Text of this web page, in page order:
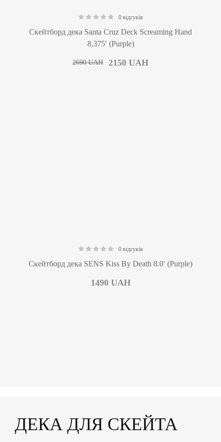
0 відгуків
Скейтборд дека Santa Cruz Deck Screaming Hand
8,375′ (Purple)
2150UAH
2690UAH
0 відгуків
Скейтборд дека SENS Kiss By Death 8.0′ (Purple)
1490 UAH
ДЕКА ДЛЯ СКЕЙТА